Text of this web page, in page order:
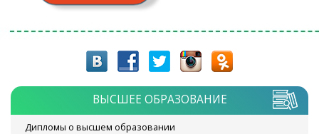
ВЫСШЕЕ ОБРАЗОВАНИЕ
Дипломы о высшем образовании